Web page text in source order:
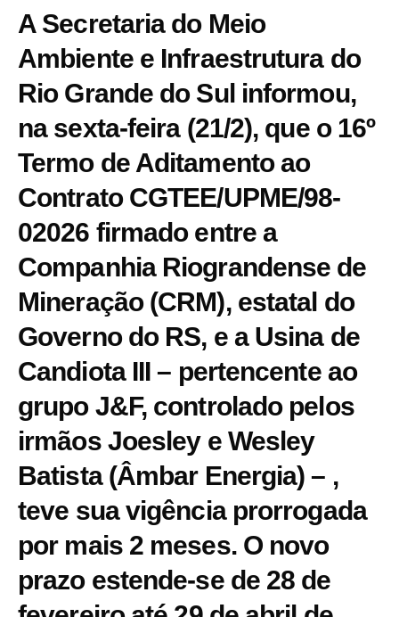
A Secretaria do Meio
Ambiente e Infraestrutura do
Rio Grande do Sul informou,
na sexta-feira (21/2), que o 16º
Termo de Aditamento ao
Contrato CGTEE/UPME/98-
02026 firmado entre a
Companhia Riograndense de
Mineração (CRM), estatal do
Governo do RS, e a Usina de
Candiota III – pertencente ao
grupo J&F, controlado pelos
irmãos Joesley e Wesley
Batista (Âmbar Energia) – ,
teve sua vigência prorrogada
por mais 2 meses. O novo
prazo estende-se de 28 de